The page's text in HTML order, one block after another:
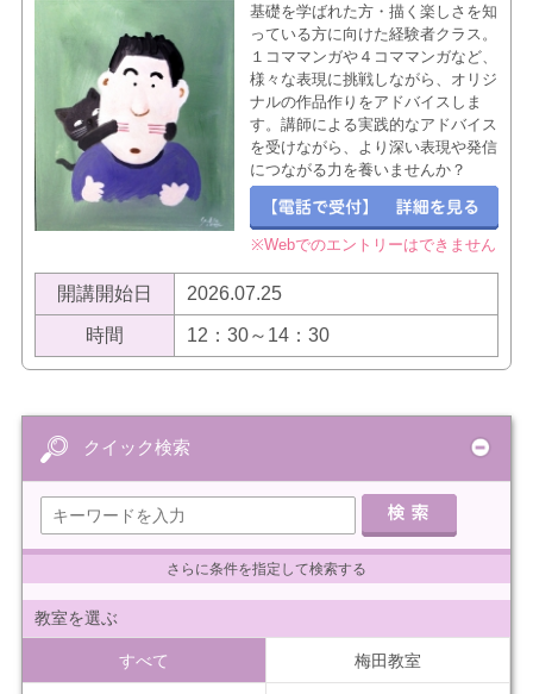
基礎を学ばれた方・描く楽しさを知
っている方に向けた経験者クラス。
１コママンガや４コママンガなど、
様々な表現に挑戦しながら、オリジ
ナルの作品作りをアドバイスしま
す。講師による実践的なアドバイス
を受けながら、より深い表現や発信
につながる力を養いませんか？
※Webでのエントリーはできません
開講開始日 2026.07.25
時間 12：30～14：30
クイック検索
さらに条件を指定して検索する
教室を選ぶ
すべて 梅田教室